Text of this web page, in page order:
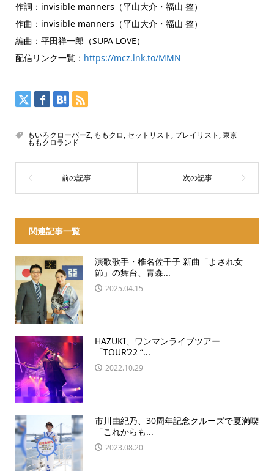
作詞：invisible manners（平山大介・福山 整）
作曲：invisible manners（平山大介・福山 整）
編曲：平田祥一郎（SUPA LOVE）
配信リンク一覧： https://mcz.lnk.to/MMN
もいろクローバーZ, ももクロ,セットリスト , プレイリスト ,東京
ももクロランド
関連記事一覧
演歌歌手・椎名佐千子 新曲「よされ女
節」の舞台、青森...
2025.04.15
HAZUKI、ワンマンライブツアー
「TOUR’22 “...
2022.10.29
市川由紀乃、30周年記念クルーズで夏満喫
「これからも...
2023.08.20